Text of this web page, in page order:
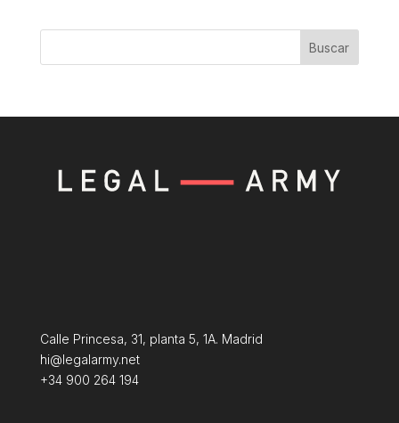
Buscar
Calle Princesa, 31, planta 5, 1A. Madrid
hi@legalarmy.net
+34 900 264 194